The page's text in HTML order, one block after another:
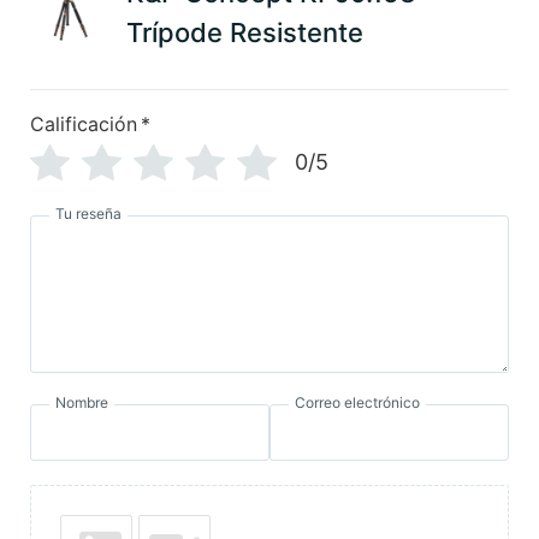
Trípode Resistente
Calificación *
0/5
Tu reseña
Nombre Correo electrónico